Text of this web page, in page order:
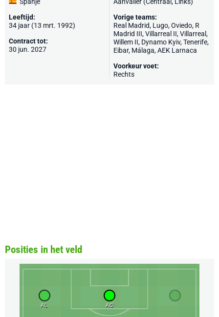
Leeftijd:
34 jaar (13 mrt. 1992)
Contract tot:
30 jun. 2027
Vorige teams:
Real Madrid, Lugo,Oviedo, R
Madrid III, Villarreal II,Villarreal ,
Willem II, Dynamo Kyiv,Tenerife,
Eibar, Málaga,AEK Larnaca
Voorkeur voet:
Rechts
Posities in het veld
AL AC